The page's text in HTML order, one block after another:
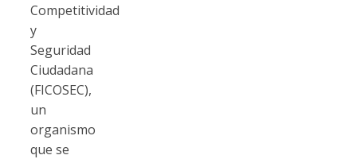
Competitividad
y
Seguridad
Ciudadana
(FICOSEC),
un
organismo
que se